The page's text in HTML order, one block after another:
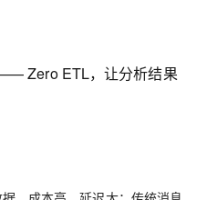
Zero ETL，让分析结果